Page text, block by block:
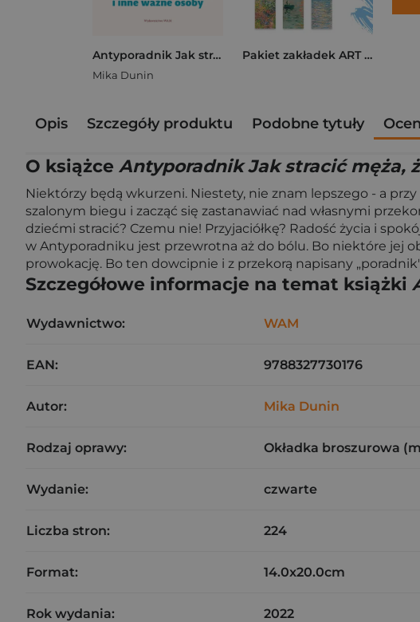
Antyporadnik Jak stracić męża, żonę i inne ważne osoby
Mika Dunin
Pakiet zakładek ART Monet
Opis Szczegóły produktu Podobne tytuły
O książce Antyporadnik Jak stracić męża,
Niektórzy będą wkurzeni. Niestety, nie znam lepszego - a
szalonym biegu i zacząć się zastanawiać nad własnymi
dziećmi stracić? Czemu nie! Przyjaciółkę? Radość życia i
w Antyporadniku jest przewrotna aż do bólu. Bo niektóre jej
prowokację. Bo ten dowcipnie i z przekorą napisany
Szczegółowe informacje na temat książki
Wydawnictwo: WAM
EAN: 9788327730176
Autor: Mika Dunin
Rodzaj oprawy: Okładka broszurowa
Wydanie: czwarte
Liczba stron: 224
Format: 14.0x20.0cm
Rok wydania: 2022